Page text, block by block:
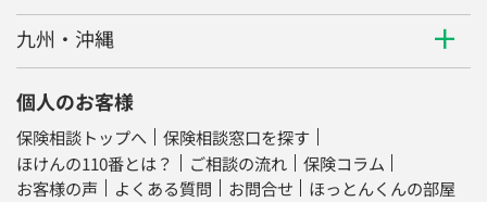
九州・沖縄
個人のお客様
保険相談トップへ
保険相談窓口を探す
ほけんの110番とは？
ご相談の流れ
保険コラム
お客様の声
よくある質問 お問合せ ほっとんくんの部屋